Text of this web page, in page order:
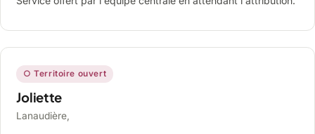
○ Territoire ouvert
Joliette
Lanaudière,